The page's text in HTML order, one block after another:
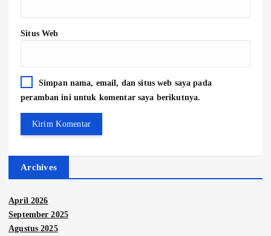
Situs Web
Simpan nama, email, dan situs web saya pada
peramban ini untuk komentar saya berikutnya.
Archives
April 2026
September 2025
Agustus 2025